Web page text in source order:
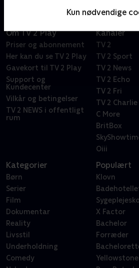
Kun nødvendige
Om TV 2 Play
Priser og abonnement
Her kan du se TV 2 Play
Gavekort til TV 2 Play
Support og
Kundecenter
Vilkår og betingelser
TV 2 NEWS i offentligt
rum
Kanaler
TV 2
TV 2 Sport
TV 2 News
TV 2 Echo
TV 2 Fri
TV 2 Charlie
C More
BritBox
Oiii
Kategorier
Børn
Serier
Film
Dokumentar
Reality
Livsstil
Underholdning
Comedy
Populært
Klovn
X Factor
Bachelor
Forræder
Yellowstone